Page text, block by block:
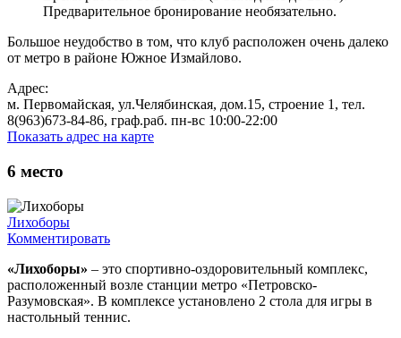
Предварительное бронирование необязательно.
Большое неудобство в том, что клуб расположен очень далеко
от метро в районе Южное Измайлово.
Адрес:
м. Первомайская, ул.Челябинская, дом.15, строение 1, тел.
8(963)673-84-86, граф.раб. пн-вс 10:00-22:00
Показать адрес на карте
6 место
Лихоборы
Комментировать
«Лихоборы» – это спортивно-оздоровительный комплекс,
расположенный возле станции метро «Петровско-
Разумовская». В комплексе установлено 2 стола для игры в
настольный теннис.